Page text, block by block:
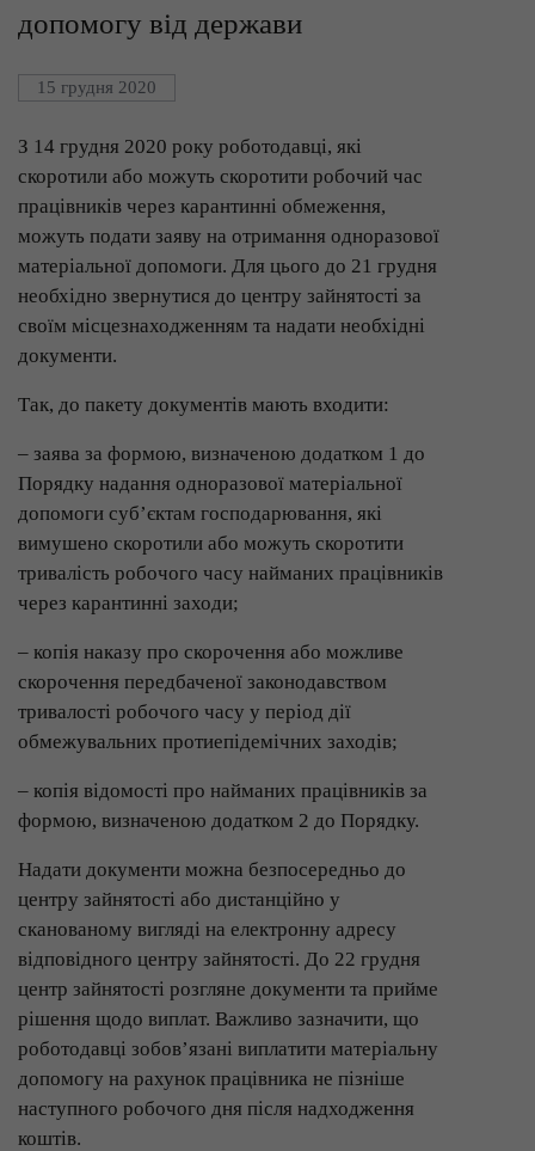
допомогу від держави
15 грудня 2020
З 14 грудня 2020 року роботодавці, які
скоротили або можуть скоротити робочий час
працівників через карантинні обмеження,
можуть подати заяву на отримання одноразової
матеріальної допомоги. Для цього до 21 грудня
необхідно звернутися до центру зайнятості за
своїм місцезнаходженням та надати необхідні
документи.
Так, до пакету документів мають входити:
– заява за формою, визначеною додатком 1 до
Порядку надання одноразової матеріальної
допомоги суб’єктам господарювання, які
вимушено скоротили або можуть скоротити
тривалість робочого часу найманих працівників
через карантинні заходи;
– копія наказу про скорочення або можливе
скорочення передбаченої законодавством
тривалості робочого часу у період дії
обмежувальних протиепідемічних заходів;
– копія відомості про найманих працівників за
формою, визначеною додатком 2 до Порядку.
Надати документи можна безпосередньо до
центру зайнятості або дистанційно у
сканованому вигляді на електронну адресу
відповідного центру зайнятості. До 22 грудня
центр зайнятості розгляне документи та прийме
рішення щодо виплат. Важливо зазначити, що
роботодавці зобов’язані виплатити матеріальну
допомогу на рахунок працівника не пізніше
наступного робочого дня після надходження
коштів.